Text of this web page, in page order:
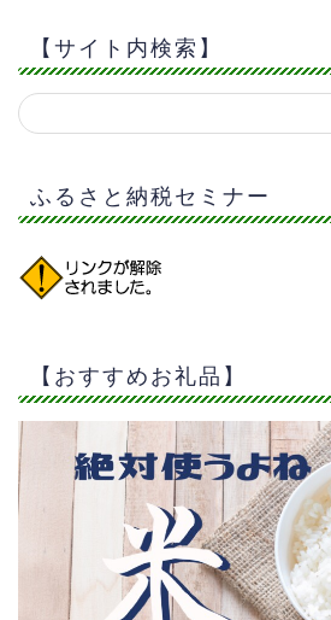
【サイト内検索】
ふるさと納税セミナー
【おすすめお礼品】